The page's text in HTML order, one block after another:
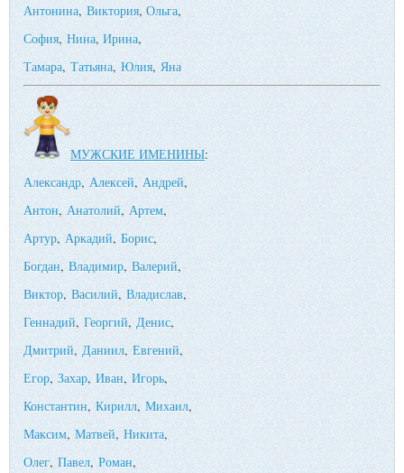
Антонина, Виктория, Ольга,
София,Нина, Ирина,
Тамара,Татьяна,Юлия,Яна
МУЖСКИЕ ИМЕНИНЫ:
Александр, Алексей,Андрей,
Антон,Анатолий,Артем,
Артур, Аркадий,Борис,
Богдан, Владимир,Валерий,
Виктор,Василий, Владислав,
Геннадий,Георгий, Денис,
Дмитрий,Даниил,Евгений,
Егор, Захар, Иван,Игорь,
Константин,Кирилл, Михаил,
Максим, Матвей,Никита,
Олег, Павел, Роман,